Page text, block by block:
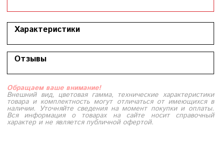
Характеристики
Отзывы
Обращаем ваше внимание!
Внешний вид, цветовая гамма, технические характеристики
товара и комплектность могут отличаться от имеющихся в
наличии. Уточняйте сведения на момент покупки и оплаты.
Вся информация о товарах на сайте носит справочный
характер и не является публичной офертой.